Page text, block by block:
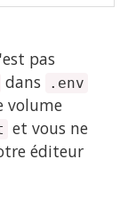
pas
dans .env
volume
et vous ne
éditeur